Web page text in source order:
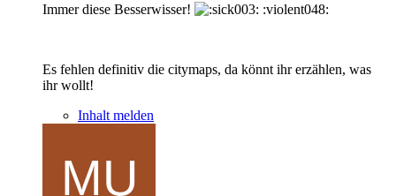
Immer diese Besserwisser!
:violent048:
Es fehlen definitiv die citymaps, da könnt ihr erzählen, was
ihr wollt!
Inhalt melden